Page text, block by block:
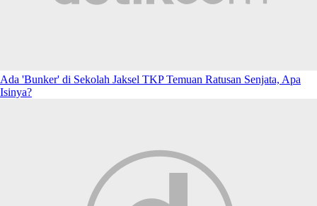
Ada 'Bunker' di Sekolah Jaksel TKP Temuan Ratusan Senjata, Apa
Isinya?